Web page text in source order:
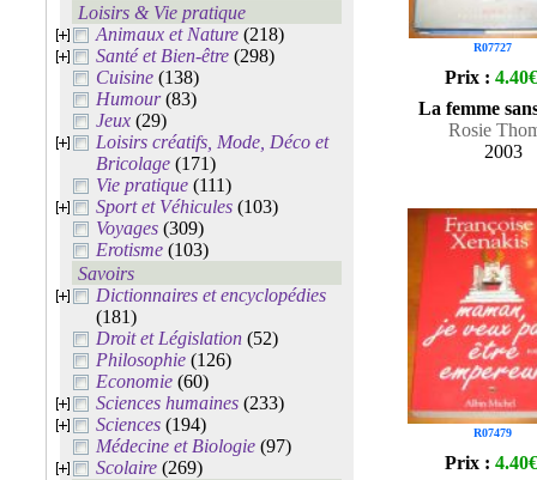
Loisirs & Vie pratique
Animaux et Nature (218)
Santé et Bien-être (298)
Cuisine (138)
Humour(83)
Jeux (29)
Loisirs créatifs, Mode, Déco et
Bricolage (171)
Vie pratique (111)
Sport et Véhicules (103)
Voyages (309)
Erotisme (103)
Savoirs
Dictionnaires et encyclopédies
(181)
Droit et Législation (52)
Philosophie (126)
Economie (60)
Sciences humaines (233)
Sciences (194)
Médecine et Biologie (97)
Scolaire (269)
R07727
Prix : 4.40€
La femme
Rosie
2003
R07479
Prix : 4.40€